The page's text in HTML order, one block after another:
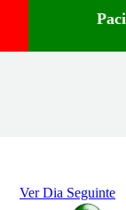
Ver Dia Seguinte